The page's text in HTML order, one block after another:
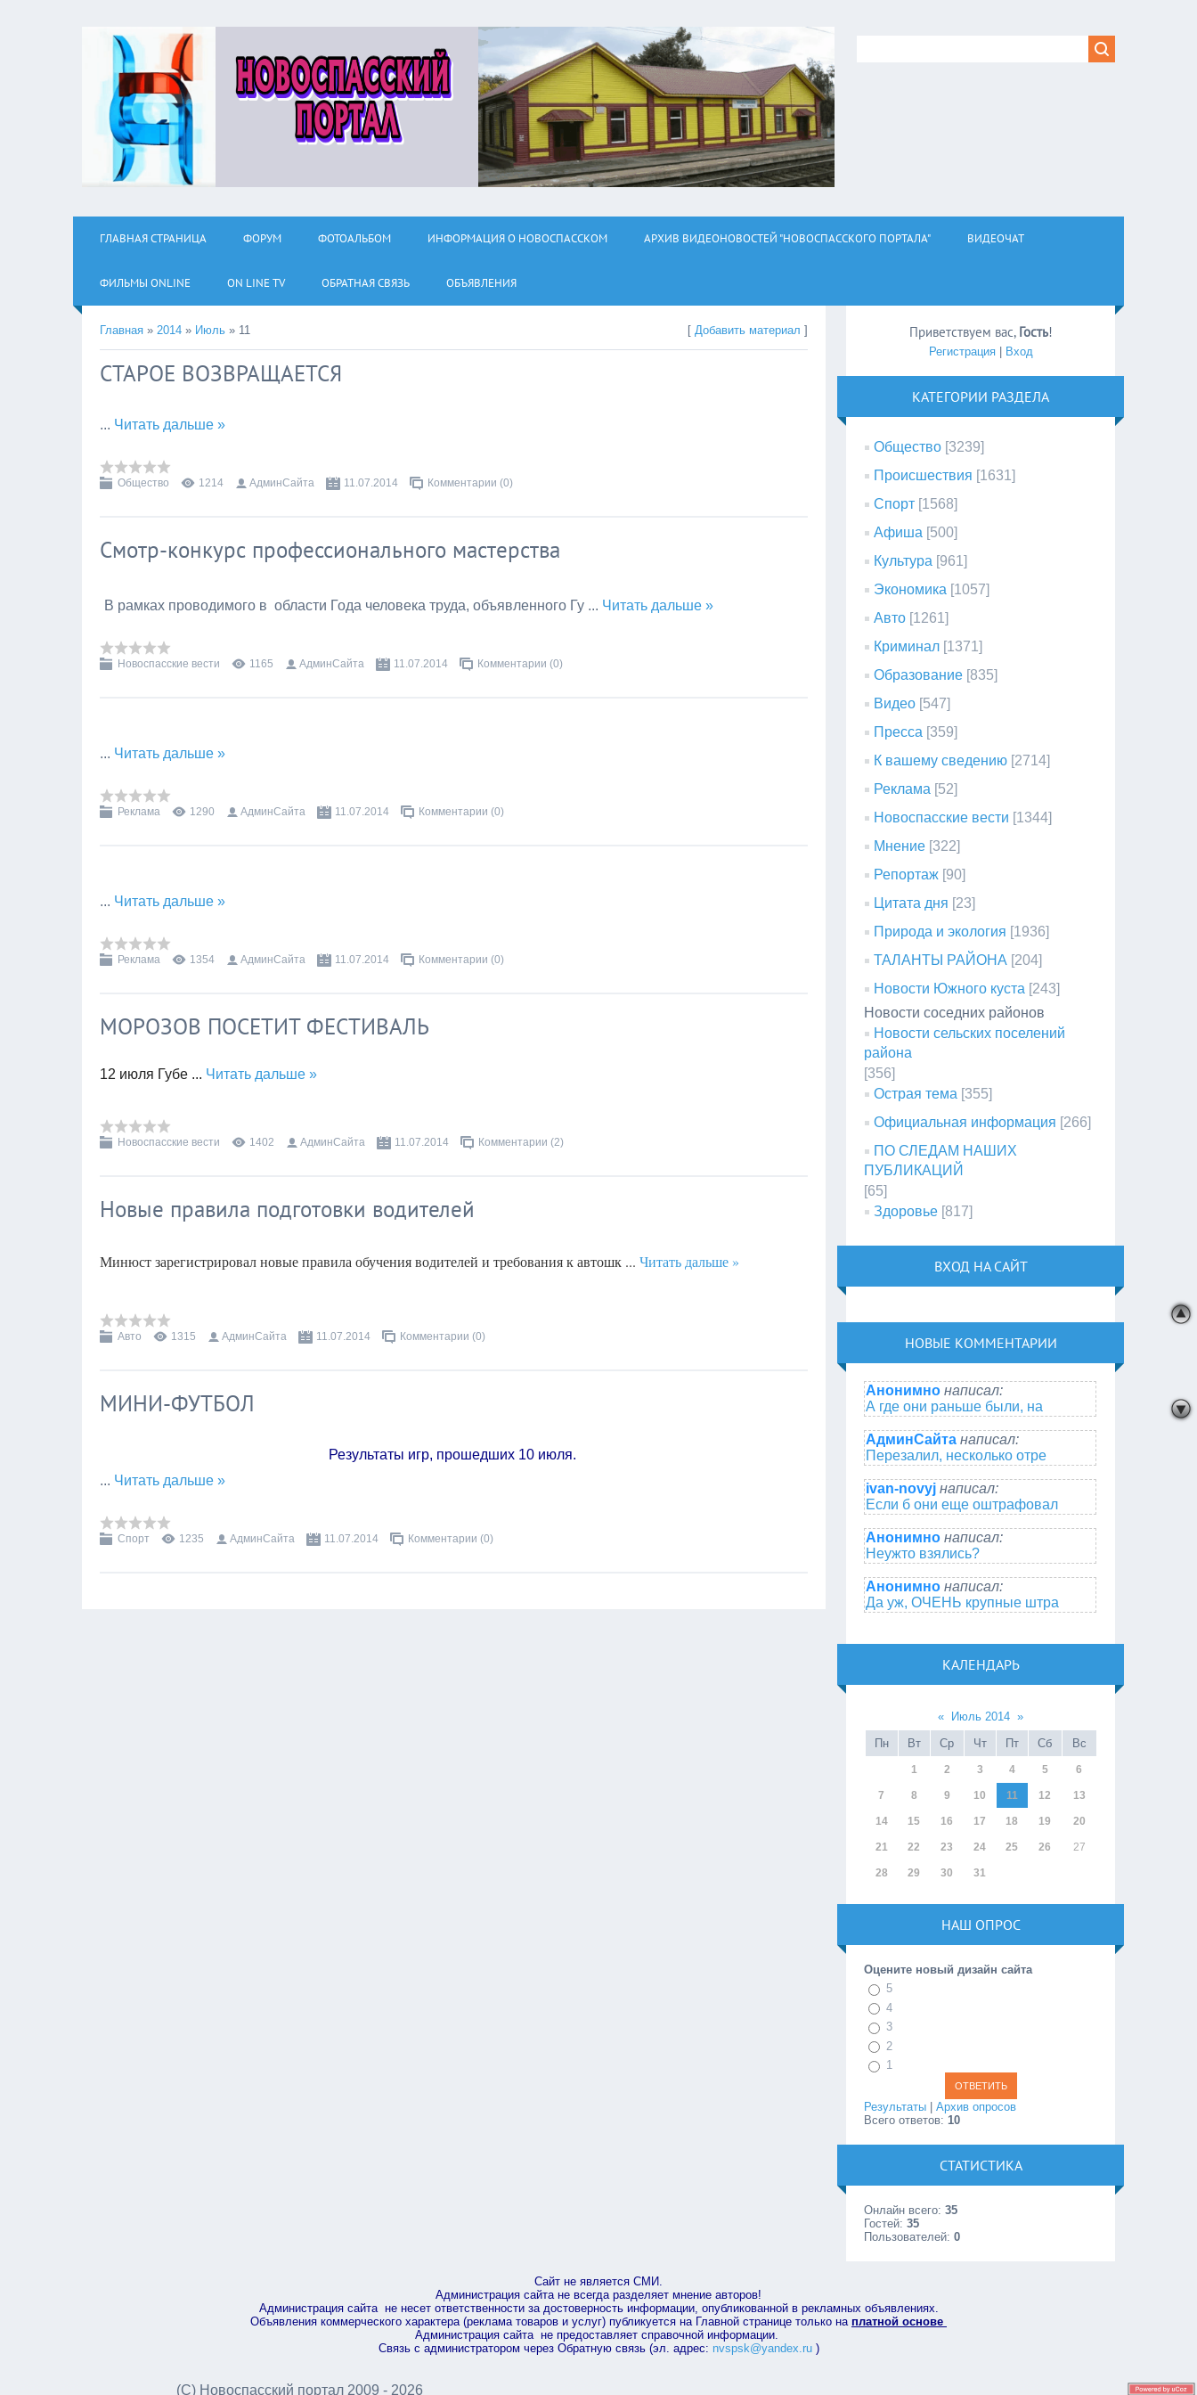
ГЛАВНАЯ СТРАНИЦА ФОРУМ ФОТОАЛЬБОМ ИНФОРМАЦИЯ О НОВОСПАССКОМ АРХИВ ВИДЕОНОВОСТЕЙ "НОВОСПАССКОГО ПОРТАЛА" ВИДЕОЧАТ
ФИЛЬМЫ ОNLINE ON LINE TV ОБРАТНАЯ СВЯЗЬ ОБЪЯВЛЕНИЯ
Главная » 2014 » Июль » 11 [Добавить материал ]
СТАРОЕ ВОЗВРАЩАЕТСЯ
... Читать дальше »
Общество 1214 АдминСайта 11.07.2014 Комментарии (0)
Смотр-кон­курс про­фес­си­ональ­но­го мас­терс­тва
В рам­ках про­води­мого в об­ласти Го­да че­лове­ка тру­да, объяв­ленно­го Гу­ ... Читать дальше »
Новоспасские вести 1165 АдминСайта 11.07.2014 Комментарии (0)
... Читать дальше »
Реклама 1290 АдминСайта 11.07.2014 Комментарии (0)
... Читать дальше »
Реклама 1354 АдминСайта 11.07.2014 Комментарии (0)
МОРОЗОВ ПОСЕТИТ ФЕСТИВАЛЬ
12 июля Губе ... Читать дальше »
Новоспасские вести 1402 АдминСайта 11.07.2014 Комментарии (2)
Новые правила подготовки водителей
Минюст зарегистрировал новые правила обучения водителей и требования к автошк ... Читать дальше »
Авто 1315 АдминСайта 11.07.2014 Комментарии (0)
МИНИ-ФУТБОЛ
Результаты игр, прошедших 10 июля.
... Читать дальше »
Спорт 1235 АдминСайта 11.07.2014 Комментарии (0)
Приветствуем вас, Гость!
Регистрация| Вход
КАТЕГОРИИ РАЗДЕЛА
Общество [3239]
Происшествия [1631]
Спорт [1568]
Афиша [500]
Культура [961]
Экономика [1057]
Авто [1261]
Криминал [1371]
Образование [835]
Видео [547]
Пресса [359]
К вашему сведению [2714]
Реклама [52]
Новоспасские вести [1344]
Мнение [322]
Репортаж [90]
Цитата дня [23]
Природа и экология [1936]
ТАЛАНТЫ РАЙОНА [204]
Новости Южного куста [243]
Новости соседних районов
Новости сельских поселений
района
[356]
Острая тема [355]
Официальная информация [266]
ПО СЛЕДАМ НАШИХ
ПУБЛИКАЦИЙ
[65]
Здоровье [817]
ВХОД НА САЙТ
НОВЫЕ КОММЕНТАРИИ
Анонимно написал:
А где они раньше были, на
АдминСайта написал:
Перезалил, несколько отре
ivan-novyj написал:
Если б они еще оштрафовал
Анонимно написал:
Неужто взялись?
Анонимно написал:
Да уж, ОЧЕНЬ крупные штра
КАЛЕНДАРЬ
« Июль 2014 »
Пн
Вт Ср Чт Пт Сб Вс
1 2 3 4 5 6
7 8 9 10 11 12 13
14 15 16 17 18 19 20
21 22 23 24 25 26 27
28 29 30 31
НАШ ОПРОС
Оцените новый дизайн сайта
5
4
3
2
1
Результаты |Архив опросов
Всего ответов: 10
СТАТИСТИКА
Онлайн всего:35
Гостей:35
Пользователей:0
Сайт не является СМИ.
Администрация сайта не всегда разделяет мнение авторов!
Администрация сайта не несет ответственности за достоверность информации, опубликованной в рекламных объявлениях.
Объявления коммерческого характера (реклама товаров и услуг) публикуется на Главной странице только на платной основе
Администрация сайта не предоставляет справочной информации.
Связь с администратором через Обратную связь (эл. адрес: nvspsk@yandex.ru)
(С) Новоспасский портал 2009 - 2026